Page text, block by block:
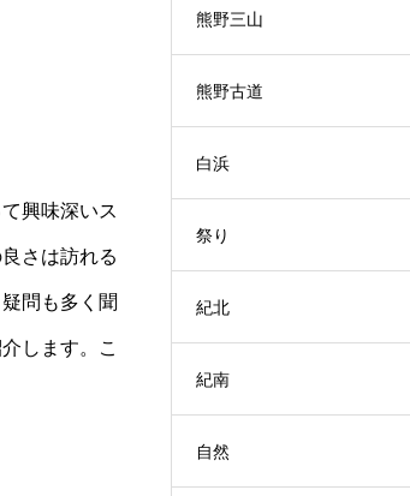
興味深いス
さは訪れる
問も多く聞
します。こ
熊野三山
熊野古道
白浜
祭り
紀北
紀南
自然